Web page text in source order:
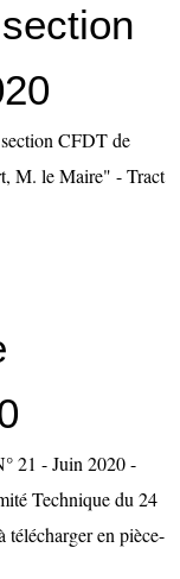
CFDT de
M. le Maire" - Tract
21 - Juin 2020 -
Technique du 24
télécharger en pièce-